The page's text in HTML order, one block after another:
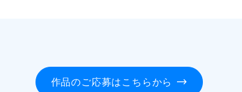
作品のご応募はこちらから